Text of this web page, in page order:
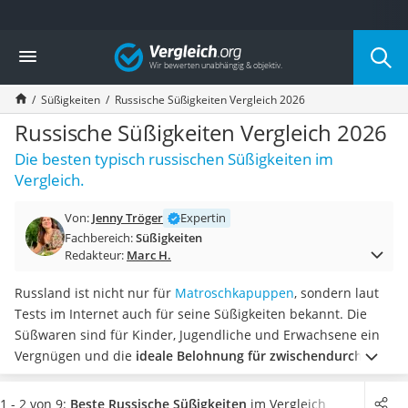
Die beliebtesten Vergleiche nach Kategorie
Lebensmittel
Schwarzkümmelöl
Knäckebrot
Schwarzkümmelöl-Kapseln
Manukahonig
Eiklar
Astronautenkost
Schwarzkümmelöl bio
Sardinen
Gemüsebrühe
Eiskaffee-Pulver
Irischer Whiskey
Grapefruitkernextrakt
Matcha-Set
Sojasauce
Vergleich
Süßigkeiten Russische Süßigkeiten Vergleich 2026
Russische Süßigkeiten Vergleich 2026
Die besten typisch russischen Süßigkeiten im
Vergleich.
Von: Jenny Tröger
Expertin
Fachbereich:Süßigkeiten
Redakteur: Marc H.
Russland ist nicht nur für Matroschkapuppen, sondern laut
Tests im Internet auch für seine Süßigkeiten bekannt. Die
Süßwaren sind für Kinder, Jugendliche und Erwachsene ein
Vergnügen und die ideale Belohnung für zwischendurch , ob
nun zu Hause, unterwegs oder auf der Arbeit. Wählen Sie
jetzteinzeln verpackte Süßigkeiten aus unserer Russische-
1 - 2 von 9: Beste Russische Süßigkeiten im Vergleich